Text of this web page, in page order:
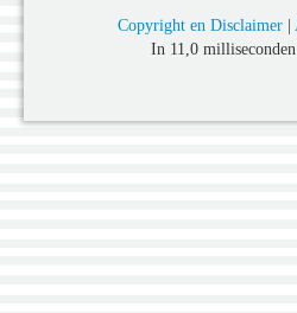
Copyright en Disclaimer|
In 11,0 milliseconden